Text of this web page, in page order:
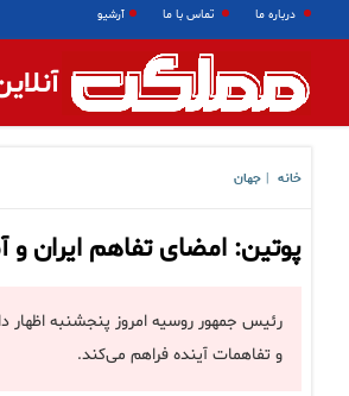
درباره ما تماس با ما آرشیو
خانه جهان
پوتین: امضای تفاهم ایران و
رئیس جمهور روسیه امروز پنجشنبه اظهار
و تفاهمات آینده فراهم می‌کند.